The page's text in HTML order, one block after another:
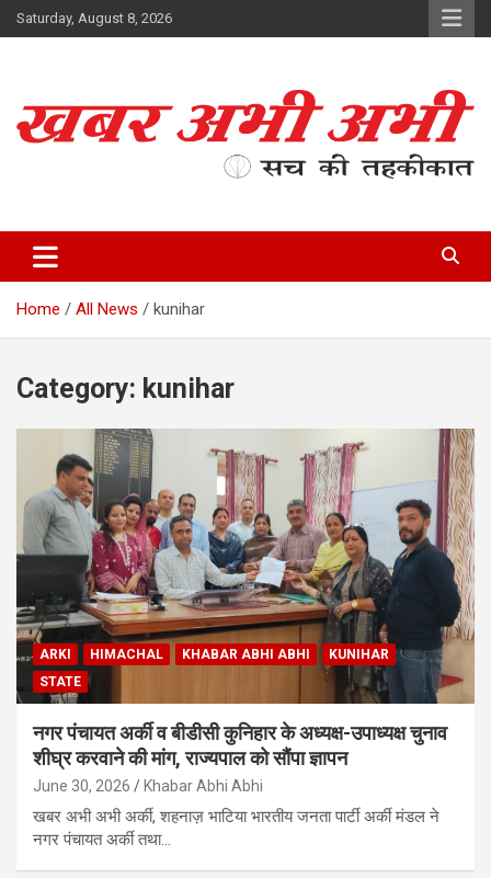
Skip
to
Saturday, August 8, 2026
Home All News kunihar
Category: kunihar
ARKI HIMACHAL KHABAR ABHI ABHI
KUNIHAR
STATE
नगर पंचायत अर्की व बीडीसी कुनिहार के अध्यक्ष-उपाध्यक्ष चुनाव
शीघ्र करवाने की मांग, राज्यपाल को सौंपा ज्ञापन
June 30, 2026 Khabar Abhi Abhi
खबर अभी अभी अर्की, शहनाज़ भाटिया भारतीय जनता पार्टी अर्की मंडल ने
नगर पंचायत अर्की तथा…